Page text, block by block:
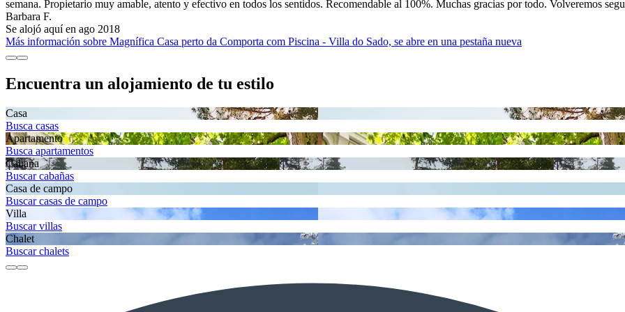
semana. Propietario muy amable, atento y efectivo en todos los sentidos. Recomendable al 100%. Muchas gracias por todo. Volveremos
Barbara F.
Se alojó aquí en ago 2018
Más información sobre Magnífica Casa perto da Comporta com Piscina - Villa do Sado, se abre en una pestaña nueva
Encuentra un alojamiento de tu estilo
Casa
Busca casas
Apartamento
Busca apartamentos
Cabaña
Buscar cabañas
Casa de campo
Buscar casas de campo
Villa
Buscar villas
Chalet
Buscar chalets